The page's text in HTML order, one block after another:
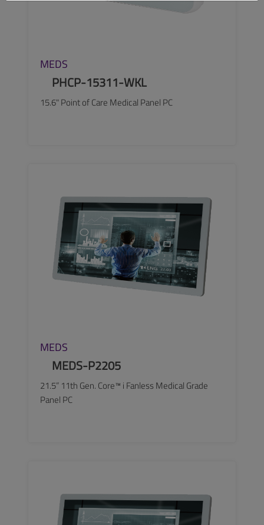
MEDS
PHCP-15311-WKL
15.6" Point of Care Medical Panel PC
MEDS
MEDS-P2205
21.5” 11th Gen. Core™ i Fanless Medical Grade
Panel PC